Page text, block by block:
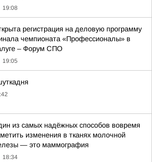
19:08
регистрация на деловую программу
чемпионата «Профессионалы» в
– Форум СПО
19:05
из самых надёжных способов вовремя
изменения в тканях молочной
— это маммография
18:34